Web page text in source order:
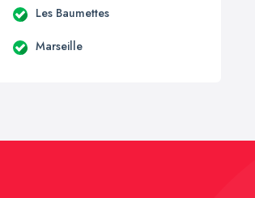
Les Baumettes
Marseille